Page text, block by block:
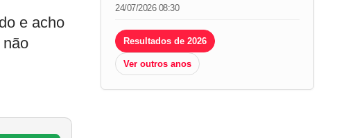
e acho
24/07/2026 08:30
Resultados de 2026
Ver outros anos